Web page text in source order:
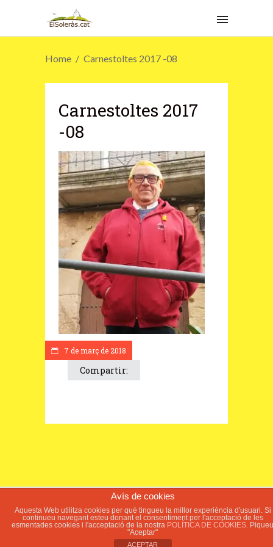
Home Carnestoltes 2017 -08
7 de març de 2018
Carnestoltes 2017
-08
Compartir:
© 2018 ElSoleràs.cat - Web del poble del
Soleràs -Avís legal-Política de Cookies-
Política de Privacitat
Avís de cookies
Aquesta Web utilitza cookies per què tingueu la millor experiència d'usuari. Si
continueu navegant esteu donant el consentiment per l'acceptació de les
esmentades cookies i l'acceptació de la nostra POLÍTICA DE COOKIES. Piqueu
"Aceptar"
ACEPTAR